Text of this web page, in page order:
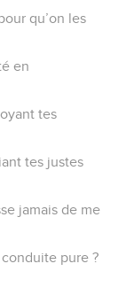
qu’on les
en
tes
tes justes
jamais de me
pure ?